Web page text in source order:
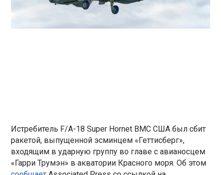
Истребитель F/A-18 Super Hornet ВМС США был сбит
ракетой, выпущенной эсминцем «Геттисберг»,
входящим в ударную группу во главе с авианосцем
«Гарри Трумэн» в акватории Красного моря. Об этом